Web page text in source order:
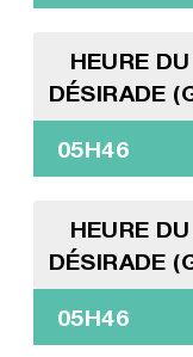
HEURE
DÉSIRADE
05H46
HEURE
DÉSIRADE
05H46